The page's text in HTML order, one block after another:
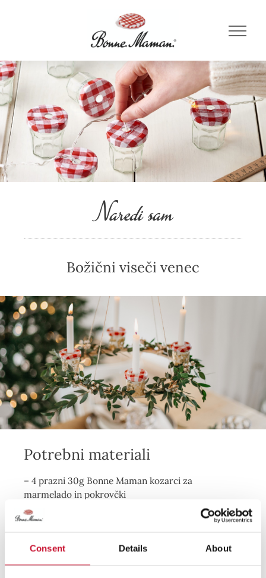
Consent Details About
Naredi sam
Božični viseči venec
Potrebni materiali
– 4 prazni 30g Bonne Maman kozarci za
marmelado in pokrovčki
– 4 tanke sveče (premera 1,3 cm)
– vrvica iz jute